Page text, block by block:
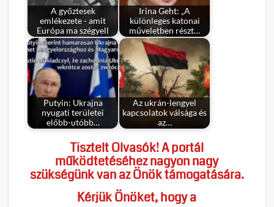
A győztesek
emlékezete - amit
Európa ma szégyell
Irina Geht: „A
különleges katonai
műveletben részt…
Putyin: Ukrajna
nyugati területei
előbb-utóbb…
Az ukrán-lengyel
kapcsolatok válsága és
az…
Tisztelt Olvasók! A portál
működtetéséhez nagyon nagy
szükségünk van az Önök támogatására.
Kérjük Önöket, hogy a